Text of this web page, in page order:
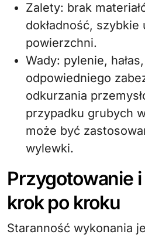
Zalety: brak
dokładność,
powierzchni.
Wady: pylenie,
odpowiedniego
odkurzania
przypadku grubych
może być
wylewki.
Przygotowanie
krok po kroku
Staranność wykonania